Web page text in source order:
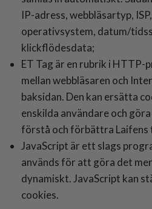
IP-adress, webbläsartyp,
operativsystem, datum/
klickflödesdata;
ET Tag är en rubrik i
mellan webbläsaren och
baksidan. Den kan ersätta
enskilda användare och
förstå och förbättra Laifens
JavaScript är ett slags
används för att göra det
dynamiskt. JavaScript kan
cookies.